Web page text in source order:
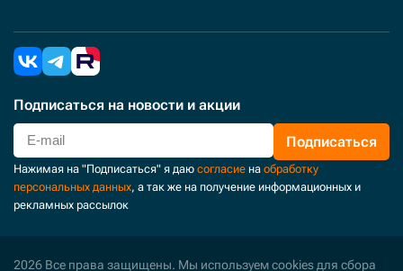
Подписаться на новости и акции
Подписаться
Нажимая на "Подписаться" я даю согласие на обработку
персональных данных, а так же на получение информационных и
рекламных рассылок
2026 Все права защищены. Мы используем cookies для сбора